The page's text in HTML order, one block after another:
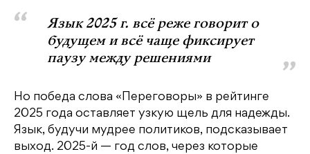
Язык 2025 г. всё реже говорит о
будущем и всё чаще фиксирует
паузу между решениями
Но победа слова «Переговоры» в рейтинге
2025 года оставляет узкую щель для надежды.
Язык, будучи мудрее политиков, подсказывает
выход. 2025-й — год слов, через которые